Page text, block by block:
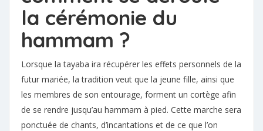
la cérémonie du
hammam ?
Lorsque la tayaba ira récupérer les effets personnels de la
futur mariée, la tradition veut que la jeune fille, ainsi que
les membres de son entourage, forment un cortège afin
de se rendre jusqu’au hammam à pied. Cette marche sera
ponctuée de chants, d’incantations et de ce que l’on